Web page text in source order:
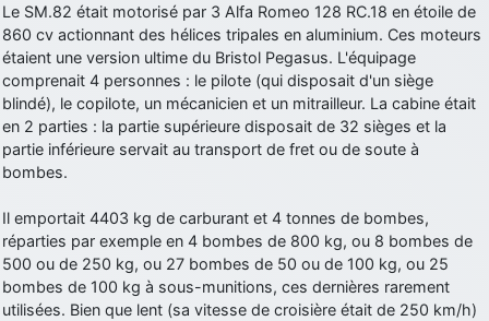
scientifique, tu as donc encore un peu de temps devant toi
yaellerigolow
: bonjour a tous je suis un élève de première
passionnée par l'aviation militaire , pourrais je savoir que faire après
le lycée pour s'orienter et pouvoir devenir officier de l'armée de l'air?
d9pouces: lesquels, par exemple ?
mahmoud: bonsoir, très instructif ce site .mais nous aimerions avoir
les photo des anciens appareils de l'armée de l'air de la haute -volta
d9pouces: Ça me casse quand même bien les pieds, j’avoue
jericho: Pour moi tout est à nouveau OK dirait-on… Merci à toi.
d9pouces
: En espérant n’avoir coupé les accessoires de personne
au passage !
Le SM.82 était motorisé par 3 Alfa Romeo 128 RC.18 en étoile de
860 cv actionnant des hélices tripales en aluminium. Ces moteurs
étaient une version ultime du Bristol Pegasus. L'équipage
comprenait 4 personnes : le pilote (qui disposait d'un siège
blindé), le copilote, un mécanicien et un mitrailleur. La cabine était
en 2 parties : la partie supérieure disposait de 32 sièges et la
partie inférieure servait au transport de fret ou de soute à
bombes.
Il emportait 4403 kg de carburant et 4 tonnes de bombes,
réparties par exemple en 4 bombes de 800 kg, ou 8 bombes de
500 ou de 250 kg, ou 27 bombes de 50 ou de 100 kg, ou 25
bombes de 100 kg à sous-munitions, ces dernières rarement
utilisées. Bien que lent (sa vitesse de croisière était de 250 km/h)